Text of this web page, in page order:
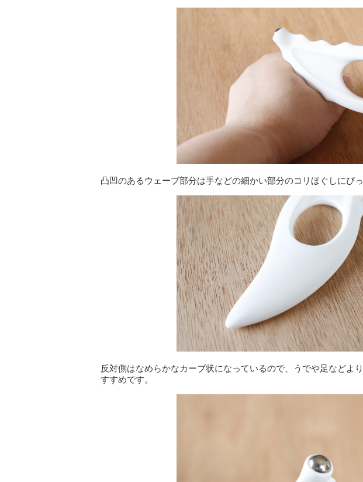
凸凹のあるウェーブ部分は手などの細かい部分のコリほぐしにぴっ
反対側はなめらかなカーブ状になっているので、うでや足などよ
すすめです。